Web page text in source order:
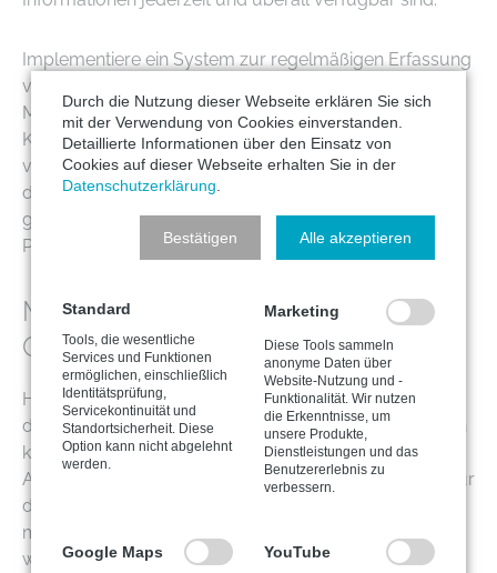
Implementiere ein System zur regelmäßigen Erfassung
von Feedback sowohl von Patienten als auch von
Mitarbeitern. Dies hilft dabei, Schwachstellen in der
Kommunikation zu identifizieren und kontinuierlich zu
verbessern. Durch Umfragen, Feedback-Boxen und
direkte Gespräche können wertvolle Einblicke
gewonnen werden, die zur Optimierung der
Praxisabläufe beitragen.
Managed Services zur Praxis-
Optimierung
Hast du schon mal darüber nachgedacht, wie dich
deine IT von deinem eigentlichen Praxisalltag ablenken
kann? Die zunehmende Digitalisierung sämtlicher
Arbeitsabläufe erfordert auch eine gewisse Hingabe für
die digitalen Bedürfnisse deiner Praxis. Auch hier
müssen Updates und Datensicherungen gemacht
werden, die ebenfalls bestimmten Vorschriften der
Durch die Nutzung dieser Webseite erklären Sie sich
mit der Verwendung von Cookies einverstanden.
Detaillierte Informationen über den Einsatz von
Cookies auf dieser Webseite erhalten Sie in der
Datenschutzerklärung
Bestätigen Alle akzeptieren
Standard
Tools, die wesentliche
Services und Funktionen
ermöglichen, einschließlich
Identitätsprüfung,
Servicekontinuität und
Standortsicherheit. Diese
Option kann nicht abgelehnt
werden.
Marketing
Diese Tools sammeln
anonyme Daten über
Website-Nutzung und -
Funktionalität. Wir nutzen
die Erkenntnisse, um
unsere Produkte,
Dienstleistungen und das
Benutzererlebnis zu
verbessern.
Google Maps YouTube